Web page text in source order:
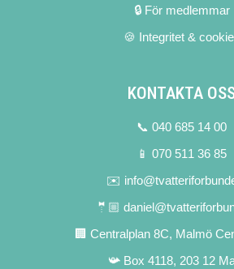
🔒 För medlemmar
🍪 Integritet &
KONTAKTA
📞 040 685 14 00
📱 070 511 36 85
✉️
🤵🏼
🏢 Centralplan 8C, Malmö
📯 Box 4118, 203 12